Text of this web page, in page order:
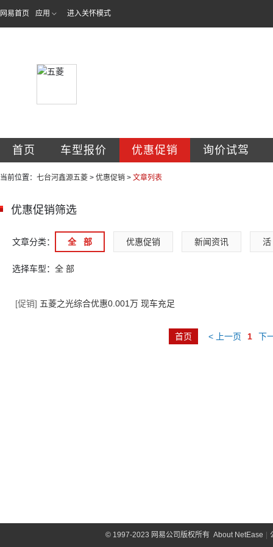
网易首页 应用 进入关怀模式
首页 车型报价 优惠促销 询价试驾
当前位置： 七台河鑫源五菱 > 优惠促销 > 文章列表
优惠促销筛选
文章分类： 全   部 优惠促销 新闻资讯 活
选择车型： 全 部
[促销] 五菱之光综合优惠0.001万 现车充足
首页 < 上一页 1 下
©1997-2023 网易公司版权所有 About NetEase